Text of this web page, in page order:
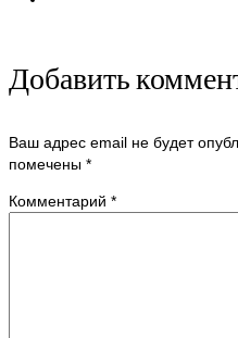
Добавить
Ваш адрес email не будет
помечены *
Комментарий *